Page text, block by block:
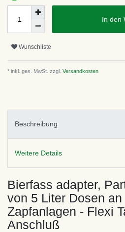
In den
Wunschliste
* inkl. ges. MwSt. zzgl. Versandkosten
Beschreibung
Weitere Details
Bierfass adapter,
von 5 Liter Dosen
Zapfanlagen - Flexi
Anschluß